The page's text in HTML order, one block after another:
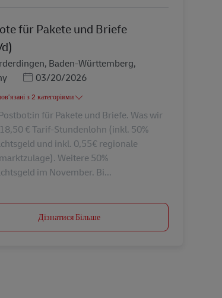
für Pakete und Briefe
Baden-Württemberg,
Posted Date
03/20/2026
з 2 категоріями
für Pakete und Briefe. Was wir
€ Tarif-Stundenlohn (inkl. 50%
und inkl. 0,55€ regionale
Weitere 50%
im November. Bi...
Дізнатися Більше